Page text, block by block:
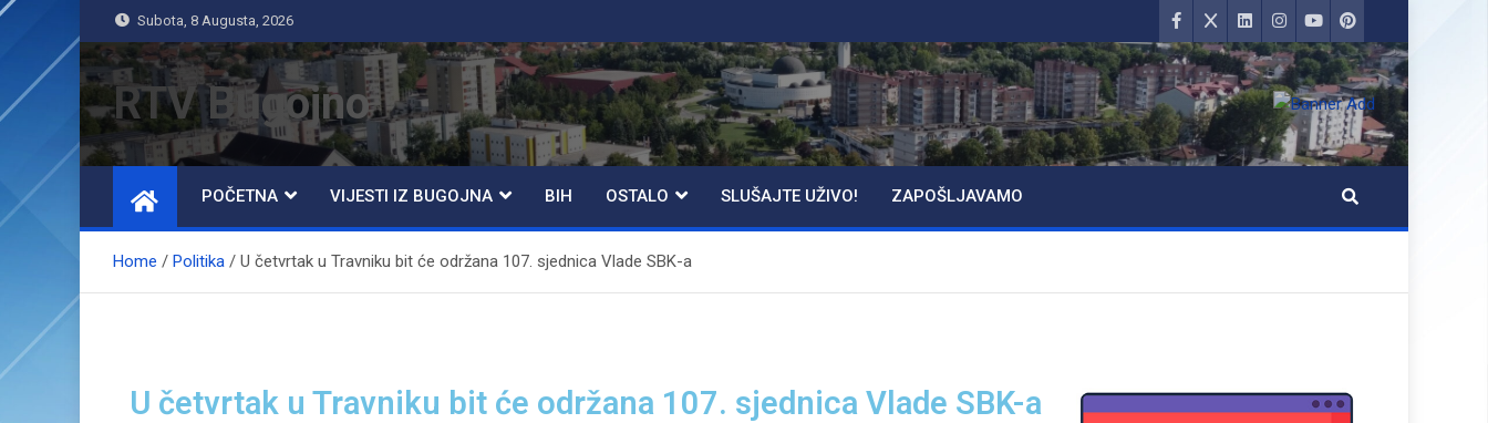
Subota, 8 Augusta, 2026
RTV Bugojno
POČETNA VIJESTI IZ BUGOJNA BIH OSTALO SLUŠAJTE UŽIVO! ZAPOŠLJAVAMO
Home Politika U četvrtak u Travniku bit će održana 107. sjednica Vlade SBK-a
U četvrtak u Travniku bit će održana 107. sjednica Vlade SBK-a